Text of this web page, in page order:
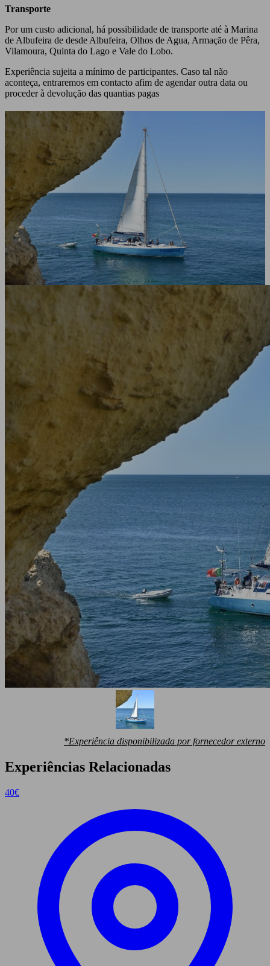
Transporte
Por um custo adicional, há possibilidade de transporte até à Marina
de Albufeira de desde Albufeira, Olhos de Agua, Armação de Pêra,
Vilamoura, Quinta do Lago e Vale do Lobo.
Experiência sujeita a mínimo de participantes. Caso tal não
aconteça, entraremos em contacto afim de agendar outra data ou
proceder à devolução das quantias pagas
*Experiência disponibilizada por fornecedor externo
Experiências Relacionadas
40€